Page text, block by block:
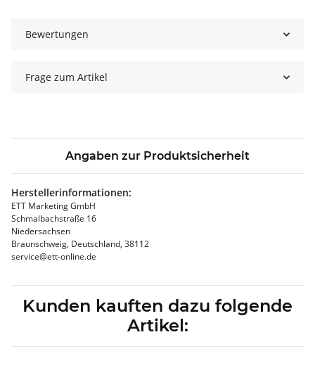
Bewertungen
Frage zum Artikel
Angaben zur Produktsicherheit
Herstellerinformationen:
ETT Marketing GmbH
Schmalbachstraße 16
Niedersachsen
Braunschweig, Deutschland, 38112
service@ett-online.de
Kunden kauften dazu folgende
Artikel: